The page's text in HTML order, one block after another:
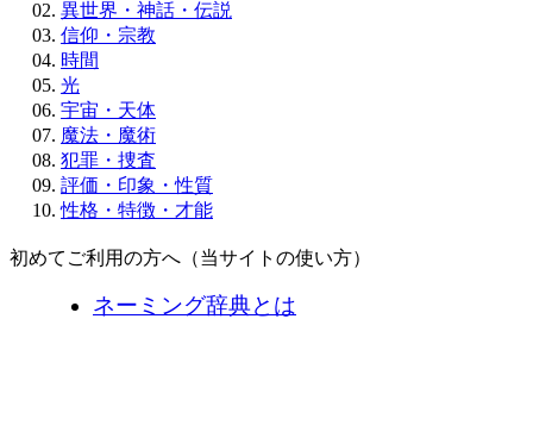
異世界・神話・伝説
信仰・宗教
時間
光
宇宙・天体
魔法・魔術
犯罪・捜査
評価・印象・性質
性格・特徴・才能
初めてご利用の方へ（当サイトの使い方）
ネーミング辞典とは